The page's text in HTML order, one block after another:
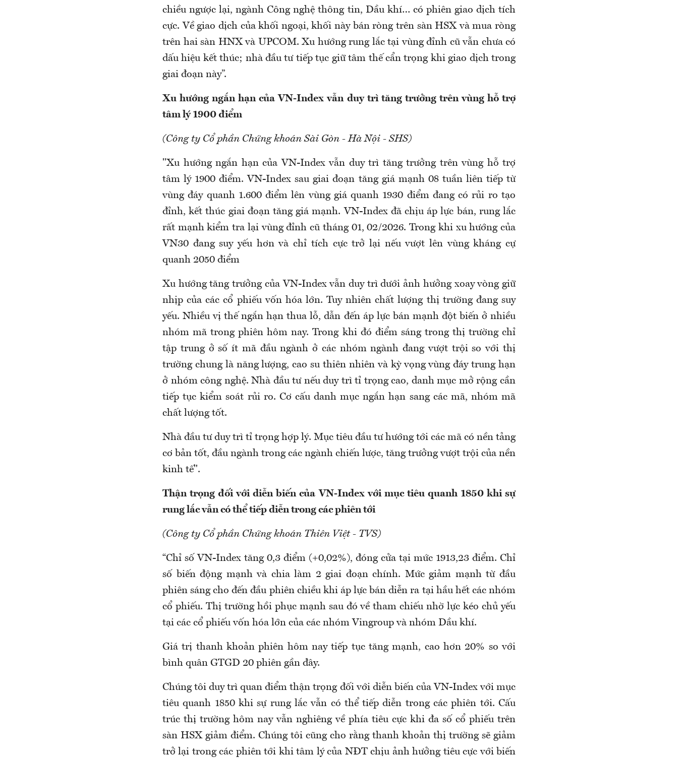
chiều ngược lại, ngành Công nghệ thông tin, Dầu khí… có phiên giao dịch tích
cực. Về giao dịch của khối ngoại, khối này bán ròng trên sàn HSX và mua ròng
trên hai sàn HNX và UPCOM. Xu hướng rung lắc tại vùng đỉnh cũ vẫn chưa có
dấu hiệu kết thúc; nhà đầu tư tiếp tục giữ tâm thế cẩn trọng khi giao dịch trong
giai đoạn này”.
Xu hướng ngắn hạn của VN-Index vẫn duy trì tăng trưởng trên vùng hỗ trợ
tâm lý 1900 điểm
(Công ty Cổ phần Chứng khoán Sài Gòn - Hà Nội - SHS)
"Xu hướng ngắn hạn của VN-Index vẫn duy trì tăng trưởng trên vùng hỗ trợ
tâm lý 1900 điểm. VN-Index sau giai đoạn tăng giá mạnh 08 tuần liên tiếp từ
vùng đáy quanh 1.600 điểm lên vùng giá quanh 1930 điểm đang có rủi ro tạo
đỉnh, kết thúc giai đoạn tăng giá mạnh. VN-Index đã chịu áp lực bán, rung lắc
rất mạnh kiểm tra lại vùng đỉnh cũ tháng 01, 02/2026. Trong khi xu hướng của
VN30 đang suy yếu hơn và chỉ tích cực trở lại nếu vượt lên vùng kháng cự
quanh 2050 điểm
Xu hướng tăng trưởng của VN-Index vẫn duy trì dưới ảnh hưởng xoay vòng giữ
nhịp của các cổ phiếu vốn hóa lớn. Tuy nhiên chất lượng thị trường đang suy
yếu. Nhiều vị thế ngắn hạn thua lỗ, dẫn đến áp lực bán mạnh đột biến ở nhiều
nhóm mã trong phiên hôm nay. Trong khi đó điểm sáng trong thị trường chỉ
tập trung ở số ít mã đầu ngành ở các nhóm ngành đang vượt trội so với thị
trường chung là năng lượng, cao su thiên nhiên và kỳ vọng vùng đáy trung hạn
ở nhóm công nghệ. Nhà đầu tư nếu duy trì tỉ trọng cao, danh mục mở rộng cần
tiếp tục kiểm soát rủi ro. Cơ cấu danh mục ngắn hạn sang các mã, nhóm mã
chất lượng tốt.
Nhà đầu tư duy trì tỉ trọng hợp lý. Mục tiêu đầu tư hướng tới các mã có nền tảng
cơ bản tốt, đầu ngành trong các ngành chiến lược, tăng trưởng vượt trội của nền
kinh tế".
Thận trọng đối với diễn biến của VN-Index với mục tiêu quanh 1850 khi sự
rung lắc vẫn có thể tiếp diễn trong các phiên tới
(Công ty Cổ phần Chứng khoán Thiên Việt - TVS)
“Chỉ số VN-Index tăng 0,3 điểm (+0,02%), đóng cửa tại mức 1913,23 điểm. Chỉ
số biến động mạnh và chia làm 2 giai đoạn chính. Mức giảm mạnh từ đầu
phiên sáng cho đến đầu phiên chiều khi áp lực bán diễn ra tại hầu hết các nhóm
cổ phiếu. Thị trường hồi phục mạnh sau đó về tham chiếu nhờ lực kéo chủ yếu
tại các cổ phiếu vốn hóa lớn của các nhóm Vingroup và nhóm Dầu khí.
Giá trị thanh khoản phiên hôm nay tiếp tục tăng mạnh, cao hơn 20% so với
bình quân GTGD 20 phiên gần đây.
Chúng tôi duy trì quan điểm thận trọng đối với diễn biến của VN-Index với mục
tiêu quanh 1850 khi sự rung lắc vẫn có thể tiếp diễn trong các phiên tới. Cấu
trúc thị trường hôm nay vẫn nghiêng về phía tiêu cực khi đa số cổ phiếu trên
sàn HSX giảm điểm. Chúng tôi cũng cho rằng thanh khoản thị trường sẽ giảm
trở lại trong các phiên tới khi tâm lý của NĐT chịu ảnh hưởng tiêu cực với biến